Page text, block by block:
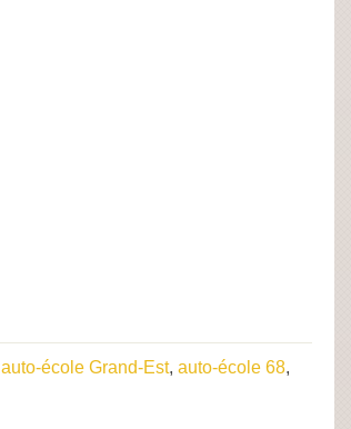
auto-école Grand-Est, auto-école 68,